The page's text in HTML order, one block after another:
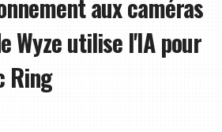
aux caméras
Wyze utilise l'IA pour
Ring